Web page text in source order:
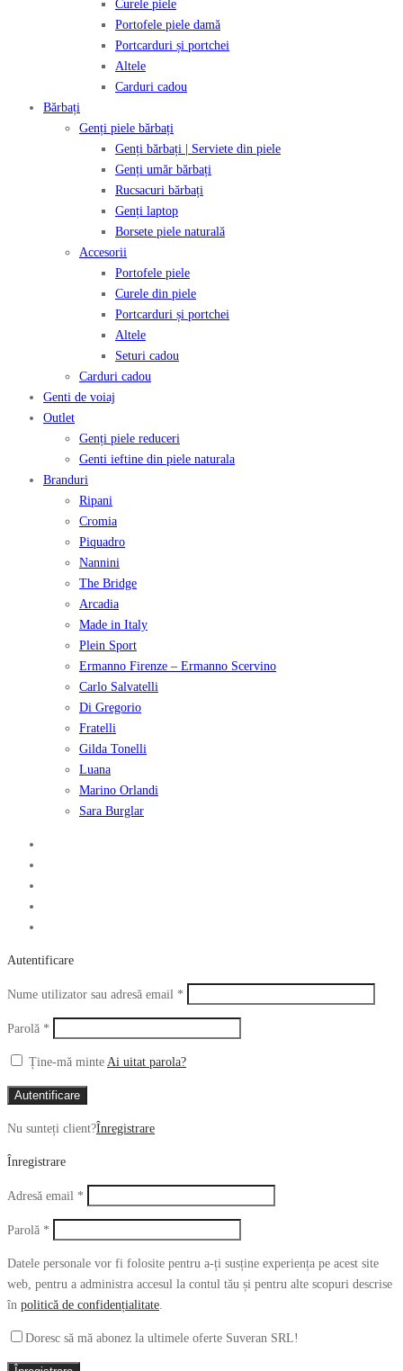
Curele piele
Portofele piele damă
Portcarduri și portchei
Altele
Carduri cadou
Bărbați
Genți piele bărbați
Genți bărbați | Serviete din piele
Genți umăr bărbați
Rucsacuri bărbați
Genți laptop
Borsete piele naturală
Accesorii
Portofele piele
Curele din piele
Portcarduri și portchei
Altele
Seturi cadou
Carduri cadou
Genti de voiaj
Outlet
Genți piele reduceri
Genti ieftine din piele naturala
Branduri
Ripani
Cromia
Piquadro
Nannini
The Bridge
Arcadia
Made in Italy
Plein Sport
Ermanno Firenze – Ermanno Scervino
Carlo Salvatelli
Di Gregorio
Fratelli
Gilda Tonelli
Luana
Marino Orlandi
Sara Burglar
Autentificare
Nume utilizator sau adresă email *
Parolă *
Ține-mă minte Ai uitat parola?
Autentificare
Nu sunteți client?Înregistrare
Înregistrare
Adresă email *
Parolă *
Datele personale vor fi folosite pentru a-ți susține experiența pe acest site
web, pentru a administra accesul la contul tău și pentru alte scopuri descrise
în politică de confidențialitate.
Doresc să mă abonez la ultimele oferte Suveran SRL!